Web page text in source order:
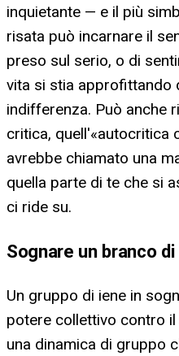
inquietante — e il più
risata può incarnare il
preso sul serio, o di
vita si stia approfittando
indifferenza. Può anche
critica, quell'«autocritica
avrebbe chiamato una
quella parte di te che si
ci ride su.
Sognare un branco di
Un gruppo di iene in
potere collettivo contro
una dinamica di gruppo